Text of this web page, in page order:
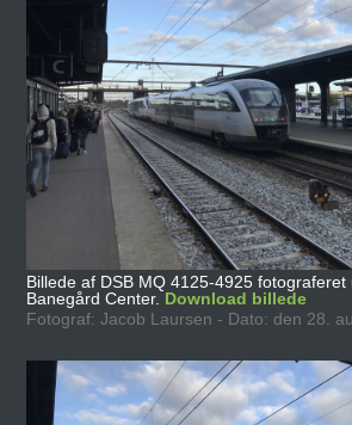
Billede af DSB MQ 4125-4925
Banegård Center. Download billede
Fotograf: Jacob Laursen - Dato: den 28.